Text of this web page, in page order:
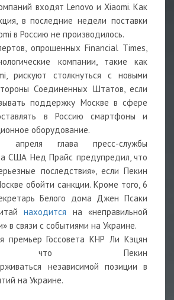
входят Lenovo и Xiaomi. Как
в последние недели поставки
в Россию не производилось.
опрошенных Financial Times,
компании, такие как
рискуют столкнуться с новыми
Соединенных Штатов, если
поддержку Москве в сфере
в Россию смартфоны и
оборудование.
апреля глава пресс-службы
США Нед Прайс предупредил, что
последствия», если Пекин
обойти санкции. Кроме того, 6
Белого дома Джен Псаки
находится
на «неправильной
в связи с событиями на Украине.
премьер Госсовета КНР Ли Кэцян
что Пекин
независимой позиции в
на Украине.